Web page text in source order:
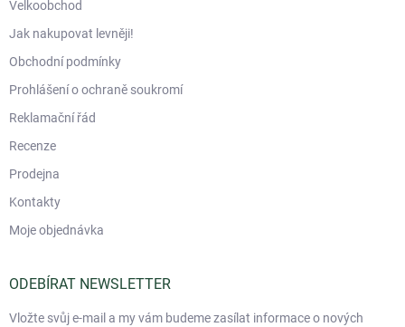
Velkoobchod
Jak nakupovat levněji!
Obchodní podmínky
Prohlášení o ochraně soukromí
Reklamační řád
Recenze
Prodejna
Kontakty
Moje objednávka
ODEBÍRAT NEWSLETTER
Vložte svůj e-mail a my vám budeme zasílat informace o nových